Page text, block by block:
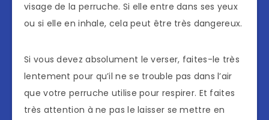
visage de la perruche. Si elle entre dans ses yeux
ou si elle en inhale, cela peut être très dangereux.
Si vous devez absolument le verser, faites-le très
lentement pour qu’il ne se trouble pas dans l’air
que votre perruche utilise pour respirer. Et faites
très attention à ne pas le laisser se mettre en